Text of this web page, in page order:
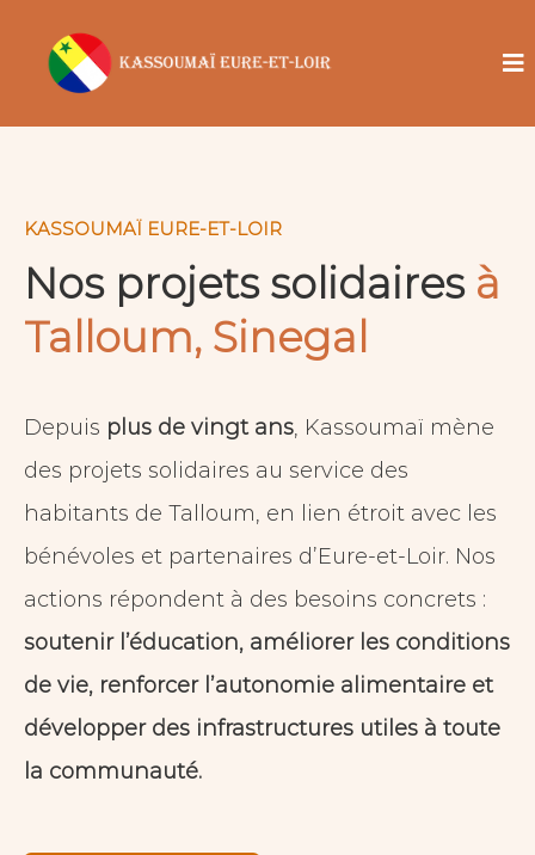
KASSOUMAÏ EURE-ET-LOIR
Nos projets solidaires à
Talloum, Sinegal
Depuis plus de vingt ans, Kassoumaï mène
des projets solidaires au service des
habitants de Talloum, en lien étroit avec les
bénévoles et partenaires d’Eure-et-Loir. Nos
actions répondent à des besoins concrets :
soutenir l’éducation, améliorer les conditions
de vie, renforcer l’autonomie alimentaire et
développer des infrastructures utiles à toute
la communauté.